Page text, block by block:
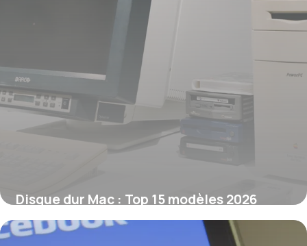
Disque dur Mac : Top 15 modèles 2026
10 juin 2026